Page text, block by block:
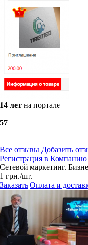
14 лет на портале
57
Все отзывы Добавить
Регистрация в Компанию
Сетевой маркетинг.
1 грн./шт.
Заказать Оплата и